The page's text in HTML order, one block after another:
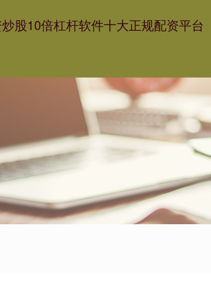
炒股10倍杠杆软件十大正规配资平台